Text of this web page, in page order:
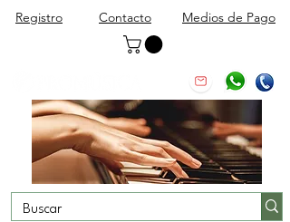
Registro Contacto Medios de Pago